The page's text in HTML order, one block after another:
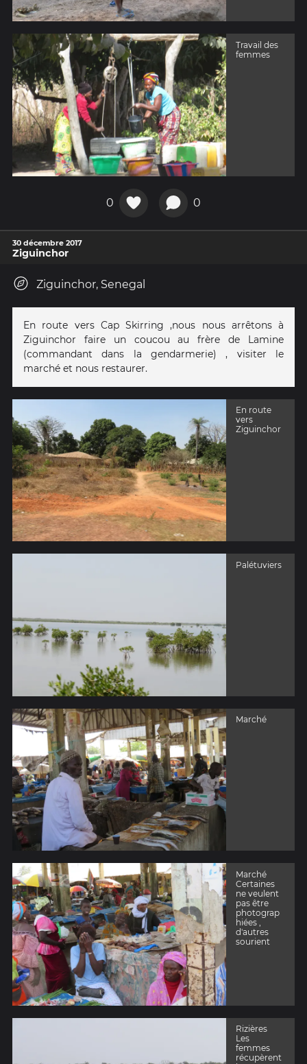
Travail des
femmes
0 0
30 décembre 2017
Ziguinchor
Ziguinchor, Senegal
En route vers Cap Skirring ,nous nous arrêtons à
Ziguinchor faire un coucou au frère de Lamine
(commandant dans la gendarmerie) , visiter le
marché et nous restaurer.
En route
vers
Ziguinchor
Palétuviers
Marché
Marché
Certaines
ne veulent
pas être
photograp
hiées ,
d'autres
sourient
Rizières
Les
femmes
récupèrent